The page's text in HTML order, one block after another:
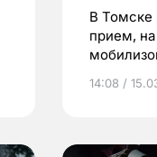
В Томске
прием,
14:08 /